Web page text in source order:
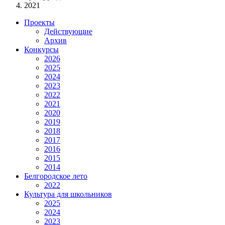
2021
Проекты
Действующие
Архив
Конкурсы
2026
2025
2024
2023
2022
2021
2020
2019
2018
2017
2016
2015
2014
Белгородское лето
2022
Культура для школьников
2025
2024
2023